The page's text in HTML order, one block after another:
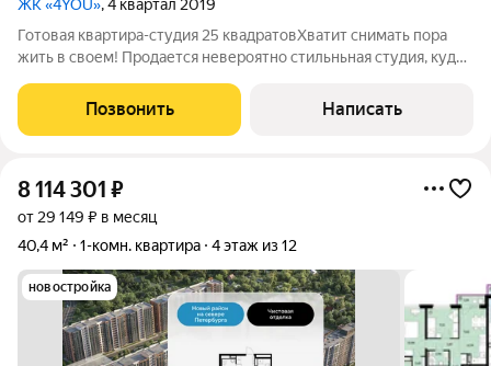
ЖК «4YOU», 4 квартал 2019
Готовая квартира-студия 25 квадратовХватит снимать пора
жить в своем! Продается невероятно стильньная студия, куда
абсолютный move-in ready. Шикарный ремонт , чтобы вы
экономили сотни тысяч рублей и
Позвонить Написать
8 114 301 ₽
от 29 149 ₽ в месяц
40,4 м²
1-комн. квартира 4 этаж из 12
новостройка